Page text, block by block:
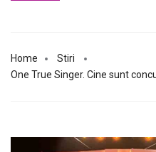
Home
Stiri
One True Singer. Cine sunt